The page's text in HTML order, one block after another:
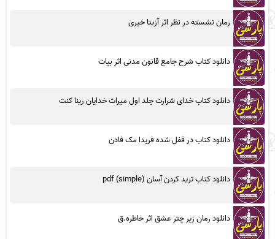
رمان نشسته در نظر اثر آزیتا خیری
دانلود کتاب شرح جامع قانون مدنی اثر بیات
دانلود کتاب خدای شرارت جلد اول میراث خدایان رینا کنت
دانلود کتاب در قفل شده فریدا مک فادن
دانلود کتاب ترید کردن آسان (simple) pdf
دانلود رمان زیر چتر عشق اثر خاطره.ق